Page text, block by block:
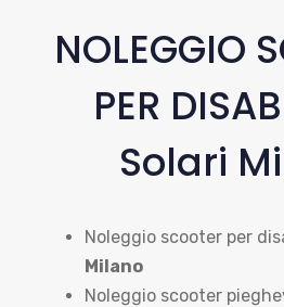
NOLEGGIO
PER
Solari
Noleggio scooter per
Milano
Noleggio scooter